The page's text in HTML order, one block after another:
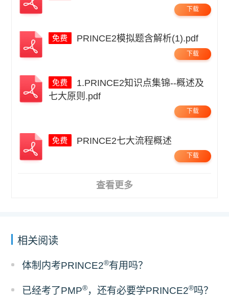
下载
PRINCE2模拟题含解析(1).pdf
下载
七大原则.pdf
下载
PRINCE2七大流程概述
下载
查看更多
相关阅读
体制内考PRINCE2®有用吗？
已经考了PMP®，还有必要学PRINCE2®吗？